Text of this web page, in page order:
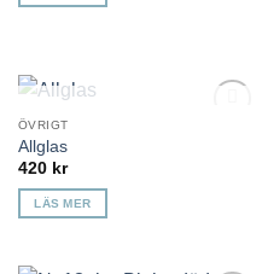
ÖVRIGT
Allglas
420 kr
LÄS MER